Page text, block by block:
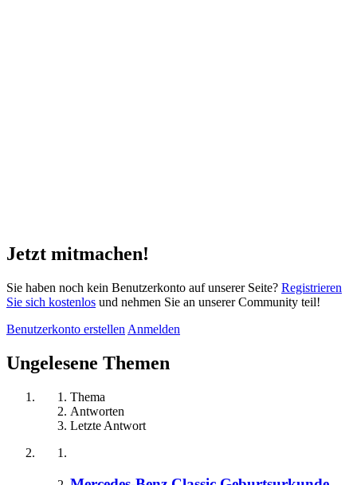
Jetzt mitmachen!
Sie haben noch kein Benutzerkonto auf unserer Seite? Registrieren
Sie sich kostenlos und nehmen Sie an unserer Community teil!
Benutzerkonto erstellen Anmelden
Ungelesene Themen
Thema
Antworten
Letzte Antwort